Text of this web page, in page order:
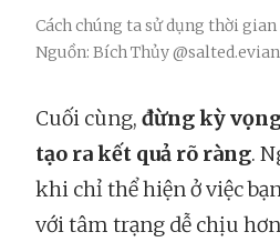
Cách chúng ta sử dụng thời
Nguồn: Bích Thủy
Cuối cùng, đừng kỳ
tạo ra kết quả rõ ràng.
khi chỉ thể hiện ở việc
với tâm trạng dễ chịu